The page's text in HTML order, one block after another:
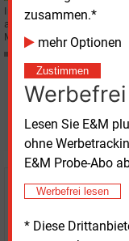
zusammen.*
mehr Optionen
Zustimmen
Lesen Sie E&M
ohne
E&M Probe-Abo
Werbefrei lesen
* Diese
In der geförderten
angemeldet worden. In der
MW hinzugekommen.
weitere
Kaufen Sie
erhalten Sie